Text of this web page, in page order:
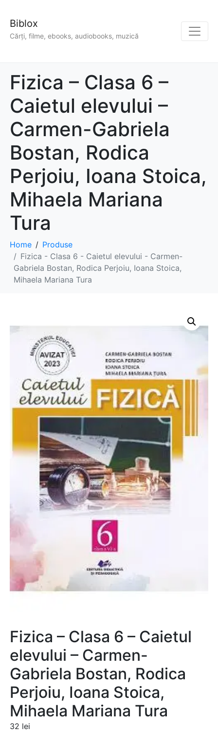
Biblox
Cărți, filme, ebooks, audiobooks, muzică
Fizica – Clasa 6 –
Caietul elevului –
Carmen-Gabriela
Bostan, Rodica
Perjoiu, Ioana Stoica,
Mihaela Mariana
Tura
Home
Produse
Fizica - Clasa 6 - Caietul elevului - Carmen-
Gabriela Bostan, Rodica Perjoiu, Ioana Stoica,
Mihaela Mariana Tura
Fizica – Clasa 6 – Caietul
elevului – Carmen-
Gabriela Bostan, Rodica
Perjoiu, Ioana Stoica,
Mihaela Mariana Tura
32 lei